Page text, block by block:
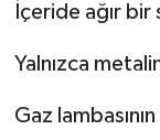
İçeride ağır bir
Yalnızca
Gaz